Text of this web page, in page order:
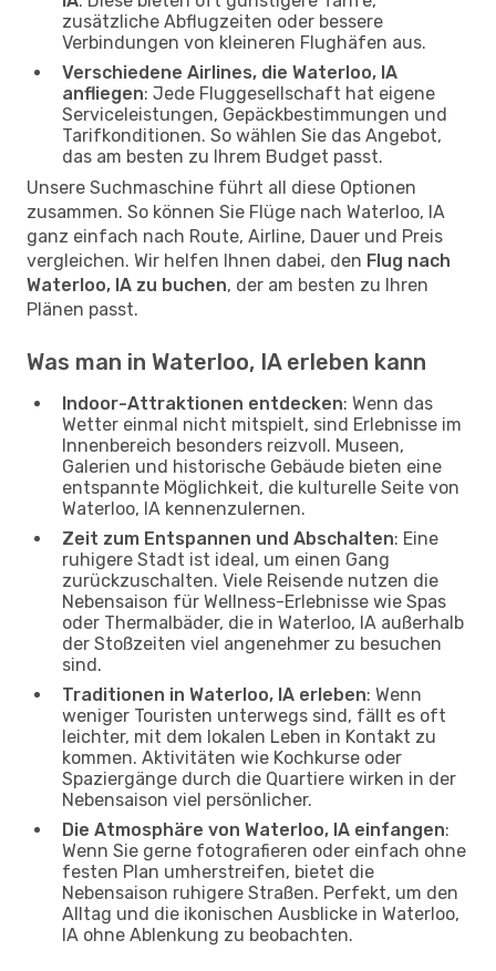
zusätzliche Abflugzeiten oder bessere
Verbindungen von kleineren Flughäfen aus.
Verschiedene Airlines, die Waterloo, IA
anfliegen: Jede Fluggesellschaft hat eigene
Serviceleistungen, Gepäckbestimmungen und
Tarifkonditionen. So wählen Sie das Angebot,
das am besten zu Ihrem Budget passt.
Unsere Suchmaschine führt all diese Optionen
zusammen. So können Sie Flüge nach Waterloo, IA
ganz einfach nach Route, Airline, Dauer und Preis
vergleichen. Wir helfen Ihnen dabei, den Flug nach
Waterloo, IA zu buchen, der am besten zu Ihren
Plänen passt.
Was man in Waterloo, IA erleben kann
Indoor-Attraktionen entdecken: Wenn das
Wetter einmal nicht mitspielt, sind Erlebnisse im
Innenbereich besonders reizvoll. Museen,
Galerien und historische Gebäude bieten eine
entspannte Möglichkeit, die kulturelle Seite von
Waterloo, IA kennenzulernen.
Zeit zum Entspannen und Abschalten: Eine
ruhigere Stadt ist ideal, um einen Gang
zurückzuschalten. Viele Reisende nutzen die
Nebensaison für Wellness-Erlebnisse wie Spas
oder Thermalbäder, die in Waterloo, IA außerhalb
der Stoßzeiten viel angenehmer zu besuchen
sind.
Traditionen in Waterloo, IA erleben: Wenn
weniger Touristen unterwegs sind, fällt es oft
leichter, mit dem lokalen Leben in Kontakt zu
kommen. Aktivitäten wie Kochkurse oder
Spaziergänge durch die Quartiere wirken in der
Nebensaison viel persönlicher.
Die Atmosphäre von Waterloo, IA einfangen:
Wenn Sie gerne fotografieren oder einfach ohne
festen Plan umherstreifen, bietet die
Nebensaison ruhigere Straßen. Perfekt, um den
Alltag und die ikonischen Ausblicke in Waterloo,
IA ohne Ablenkung zu beobachten.